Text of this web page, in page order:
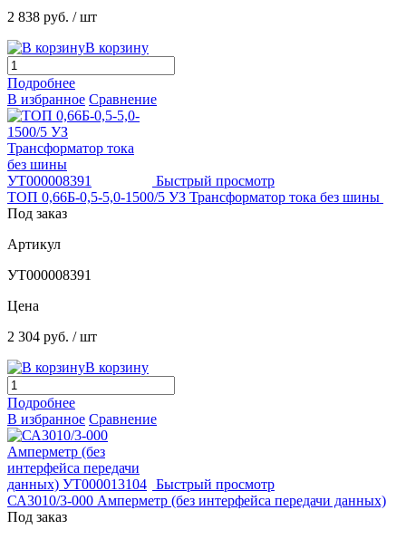
2 838 руб. / шт
В корзину
Подробнее
В избранное Сравнение
Быстрый просмотр
ТОП 0,66Б-0,5-5,0-1500/5 УЗ Трансформатор тока без шины
Под заказ
Артикул
УТ000008391
Цена
2 304 руб. / шт
В корзину
Подробнее
В избранное Сравнение
Быстрый просмотр
СА3010/3-000 Амперметр (без интерфейса передачи данных)
Под заказ